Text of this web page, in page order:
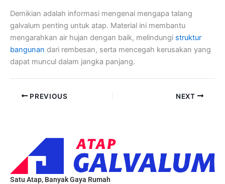
Demikian adalah informasi mengenai mengapa talang
galvalum penting untuk atap. Material ini membantu
mengarahkan air hujan dengan baik, melindungi struktur
bangunan dari rembesan, serta mencegah kerusakan yang
dapat muncul dalam jangka panjang.
PREVIOUS NEXT
Satu Atap, Banyak Gaya Rumah